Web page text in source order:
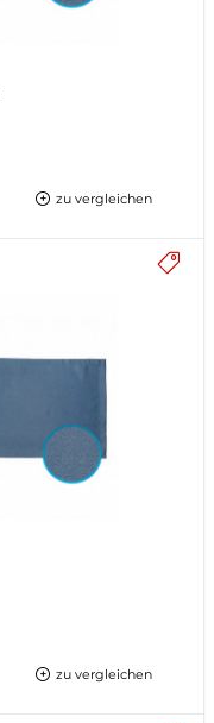
zu vergleichen
zu vergleichen